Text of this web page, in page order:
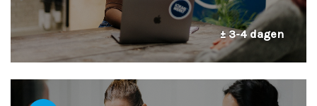
± 3-4 dagen